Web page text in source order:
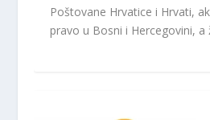
Poštovane Hrvatice i Hrvati,
pravo u Bosni i Hercegovini, a